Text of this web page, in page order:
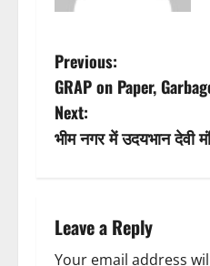
P
o
s
n
a
Previous:
GRAP on Paper,
Next:
भीम नगर में उदयभान देवी
Leave a Reply
Your email address